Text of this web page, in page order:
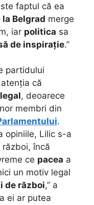
faptul că ea
Belgrad merge
iar politica sa
de inspirație.”
partidului
că
, deoarece
membri din
.
opiniile, Lilic s-a
încă
ce pacea a
un motiv legal
de război,” a
ei ar putea